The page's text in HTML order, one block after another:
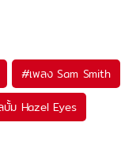
#เพลง Sam Smith
บั้ม Hazel Eyes